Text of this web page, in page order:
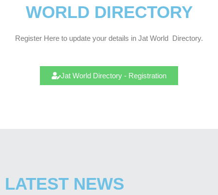
WORLD DIRECTORY
Register Here to update your details in Jat World Directory.
Jat World Directory - Registration
LATEST NEWS